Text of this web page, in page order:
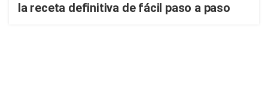
la receta definitiva de fácil paso a paso